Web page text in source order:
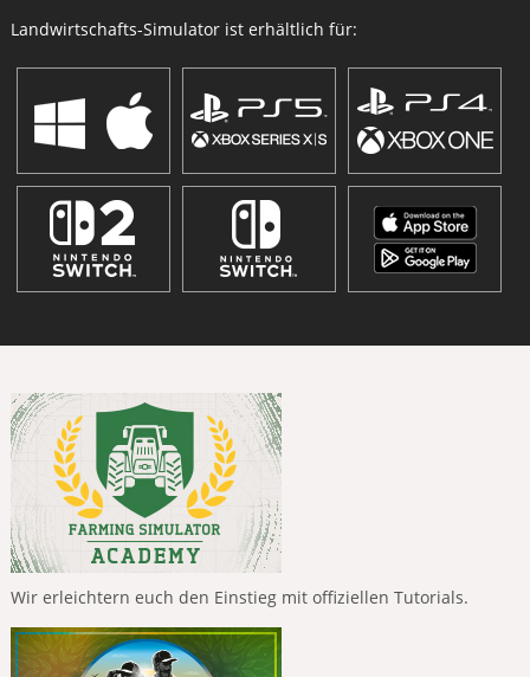
Landwirtschafts-Simulator ist erhältlich für:
Wir erleichtern euch den Einstieg mit offiziellen Tutorials.